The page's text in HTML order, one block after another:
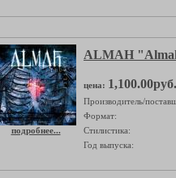
подробнее...
ALMAH
цена: 1,100.00руб.
Производитель/
Формат:
Стилистика:
Год выпуска: